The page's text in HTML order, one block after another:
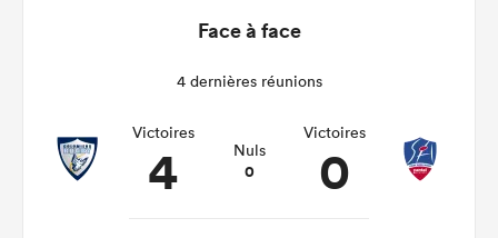
Face à face
4 dernières réunions
Victoires
4 Nuls
0
Victoires
0